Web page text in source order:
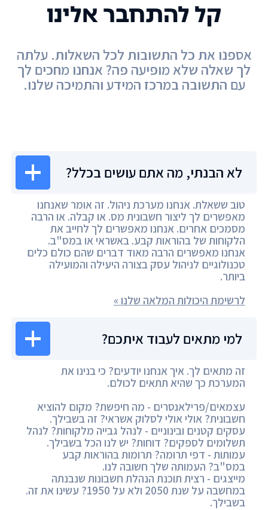
לא הבנתי, מה אתם עושים בכלל?
טוב ששאלת. אנחנו מערכת ניהול. זה אומר שאנחנו
מאפשרים לך ליצור חשבונית מס. או קבלה. או הרבה
מסמכים אחרים. אנחנו מאפשרים לך לחייב את
הלקוחות של בהוראות קבע. באשראי או במס"ב.
אנחנו מאפשרים הרבה מאוד דברים שהם כולם כלים
טכנולוגיים לניהול עסק בצורה היעילה והמועילה
ביותר.
לרשימת היכולות המלאה שלנו »
למי מתאים לעבוד איתכם?
זה מתאים לך. איך אנחנו יודעים? כי בנינו את
המערכת כך שהיא תתאים לכולם.
עצמאים/פרילאנסרים - מה חיפשת? מקום להוציא
חשבונית? אולי אולי לסלוק אשראי? זה בשבילך.
עסקים קטנים ובינוניים - לנהל גבייה מלקוחות? לנהל
תשלומים לספקים? דוחות? יש לנו הכל בשבילך.
עמותות - דפי תרומה? תרומות בהוראות קבע
במס"ב? העמותה שלך חשובה לנו.
מייצגים - רצית תוכנת הנהלת חשבונות שנבנתה
במחשבה על שנת 2050 ולא על 1950? עשינו את זה.
בשבילך.
קל להתחבר אלינו
אספנו את כל התשובות לכל השאלות. עלתה
לך שאלה שלא מופיעה פה? אנחנו מחכים לך
עם התשובה במרכז המידע והתמיכה שלנו.